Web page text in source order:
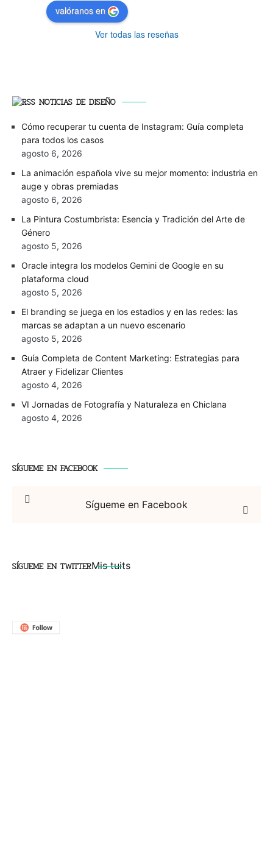
valóranos en
Ver todas las reseñas
NOTICIAS DE DISEÑO
Cómo recuperar tu cuenta de Instagram: Guía completa
para todos los casos
agosto 6, 2026
La animación española vive su mejor momento: industria en
auge y obras premiadas
agosto 6, 2026
La Pintura Costumbrista: Esencia y Tradición del Arte de
Género
agosto 5, 2026
Oracle integra los modelos Gemini de Google en su
plataforma cloud
agosto 5, 2026
El branding se juega en los estadios y en las redes: las
marcas se adaptan a un nuevo escenario
agosto 5, 2026
Guía Completa de Content Marketing: Estrategias para
Atraer y Fidelizar Clientes
agosto 4, 2026
VI Jornadas de Fotografía y Naturaleza en Chiclana
agosto 4, 2026
SÍGUEME EN FACEBOOK
Sígueme en Facebook
SÍGUEME EN TWITTERMis tuits